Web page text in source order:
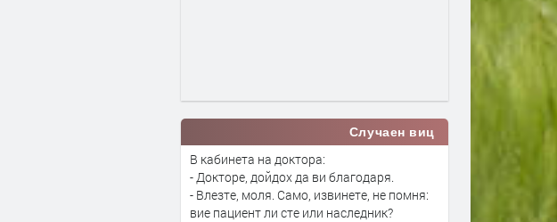
Случаен виц
В кабинета на доктора:
- Докторе, дойдох да ви благодаря.
- Влезте, моля. Само, извинете, не помня:
вие пациент ли сте или наследник?